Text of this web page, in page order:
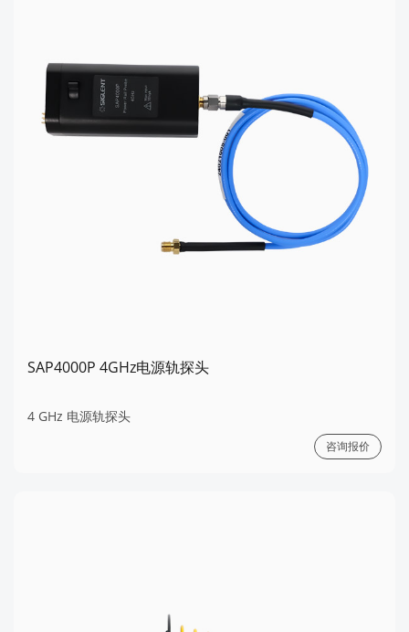
SAP4000P 4GHz电源轨探头
4 GHz 电源轨探头
咨询报价